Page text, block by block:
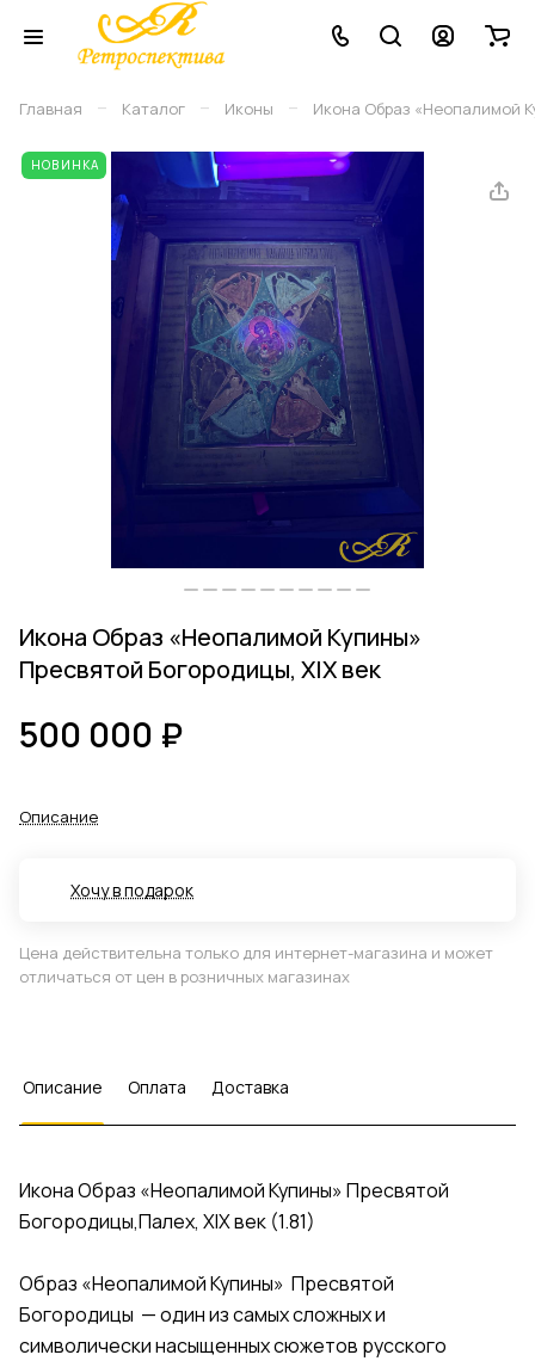
Главная – Каталог – Иконы – Икона Образ «Неопалимой
НОВИНКА
Икона Образ «Неопалимой Купины»
Пресвятой Богородицы, XIX век
500 000 ₽
Описание
Хочу в подарок
Цена действительна только для интернет-магазина и может
отличаться от цен в розничных магазинах
Описание Оплата Доставка
Икона Образ «Неопалимой Купины» Пресвятой
Богородицы,Палех, XIX век (1.81)
Образ «Неопалимой Купины» Пресвятой
Богородицы — один из самых сложных и
символически насыщенных сюжетов русского